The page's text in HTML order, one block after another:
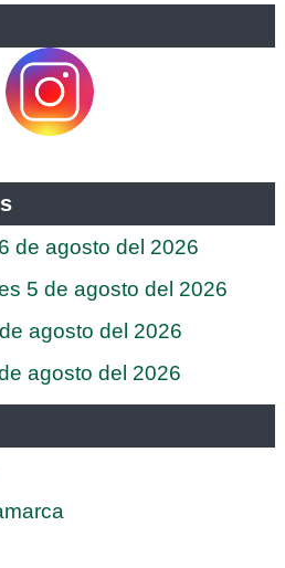
de agosto del 2026
5 de agosto del 2026
agosto del 2026
agosto del 2026